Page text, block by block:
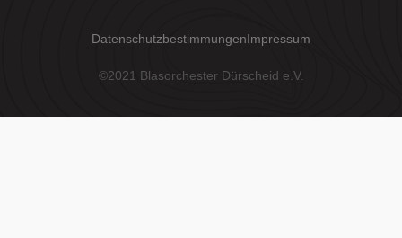
©2021 Blasorchester Dürscheid e.V.
DatenschutzbestimmungenImpressum